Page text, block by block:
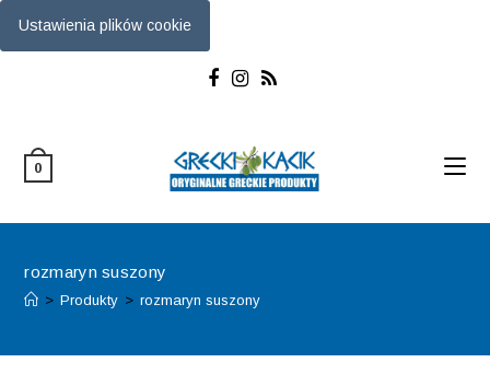
Ustawienia plików cookie
0
rozmaryn suszony
> Produkty > rozmaryn suszony